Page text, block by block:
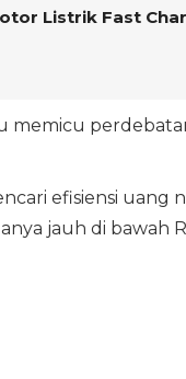
Listrik Fast
memicu
efisiensi uang
jauh di bawah